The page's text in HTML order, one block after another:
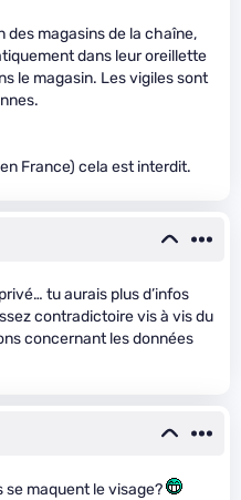
des magasins de la chaîne,
dans leur oreillette
le magasin. Les vigiles sont
France) cela est interdit.
tu aurais plus d’infos
contradictoire vis à vis du
concernant les données
se maquent le visage?